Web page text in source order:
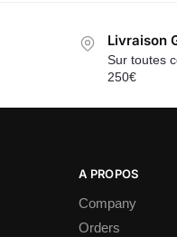
Livraison
Sur toutes
250€
A PROPOS
Company
Orders